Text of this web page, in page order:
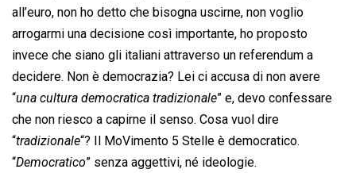
all’euro, non ho detto che bisogna uscirne, non voglio
arrogarmi una decisione così importante, ho proposto
invece che siano gli italiani attraverso un referendum a
decidere. Non è democrazia? Lei ci accusa di non avere
“una cultura democratica tradizionale” e, devo confessare
che non riesco a capirne il senso. Cosa vuol dire
“tradizionale“? Il MoVimento 5 Stelle è democratico.
“Democratico” senza aggettivi, né ideologie.